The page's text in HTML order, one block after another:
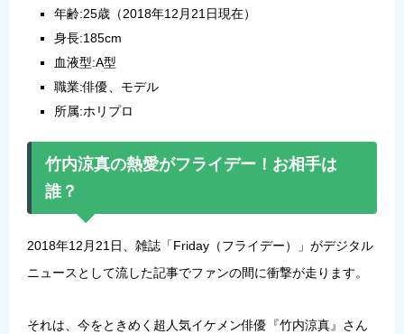
年齢:25歳（2018年12月21日現在）
身長:185cm
血液型:A型
職業:俳優、モデル
所属:ホリプロ
竹内涼真の熱愛がフライデー！お相手は
誰？
2018年12月21日、雑誌「Friday（フライデー）」がデジタル
ニュースとして流した記事でファンの間に衝撃が走ります。
それは、今をときめく超人気イケメン俳優『竹内涼真』さん